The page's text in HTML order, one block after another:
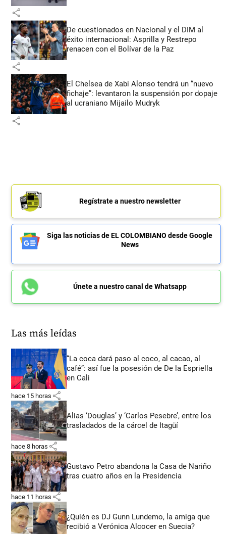
share
De cuestionados en Nacional y el DIM al
éxito internacional: Asprilla y Restrepo
renacen con el Bolívar de la Paz
share
El Chelsea de Xabi Alonso tendrá un “nuevo
fichaje”: levantaron la suspensión por dopaje
al ucraniano Mijailo Mudryk
share
Regístrate a nuestro newsletter
Siga las noticias de EL COLOMBIANO desde Google
News
Únete a nuestro canal de Whatsapp
Las más leídas
“La coca dará paso al coco, al cacao, al
café”: así fue la posesión de De la Espriella
en Cali
hace 15 horas share
Alias ‘Douglas’ y ‘Carlos Pesebre’, entre los
trasladados de la cárcel de Itagüí
hace 8 horas share
Gustavo Petro abandona la Casa de Nariño
tras cuatro años en la Presidencia
hace 11 horas share
¿Quién es DJ Gunn Lundemo, la amiga que
recibió a Verónica Alcocer en Suecia?